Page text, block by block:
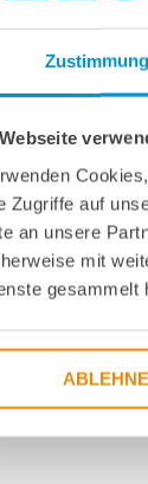
Zustimmung
Zugriffe auf
an unsere
mit
gesammelt